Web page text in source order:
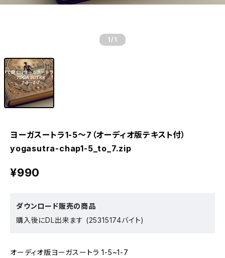
1 /1
ヨーガスートラ1-5～7（オーディオ版テキスト付）
yogasutra-chap1-5_to_7.zip
¥990
ダウンロード販売の商品
購入後にDL出来ます (25315174バイト)
オーディオ版ヨーガスートラ 1-5~1-7